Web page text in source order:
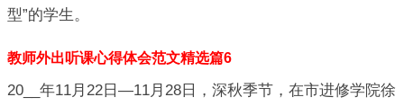
型”的学生。
教师外出听课心得体会范文精选篇6
20__年11月22日—11月28日，深秋季节，在市进修学院徐